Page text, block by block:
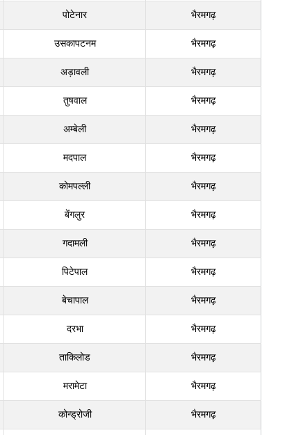
पोटेनार
भैरमगढ़
उसकापटनम
भैरमगढ़
अड़ावली
भैरमगढ़
तुषवाल
भैरमगढ़
अम्बेली
भैरमगढ़
मदपाल
भैरमगढ़
कोमपल्ली
भैरमगढ़
बेंगलुर
भैरमगढ़
गदामली
भैरमगढ़
पिटेपाल
भैरमगढ़
बेचापाल
भैरमगढ़
दरभा
भैरमगढ़
ताकिलोड
भैरमगढ़
मरामेटा
भैरमगढ़
कोन्ड्रोजी
भैरमगढ़